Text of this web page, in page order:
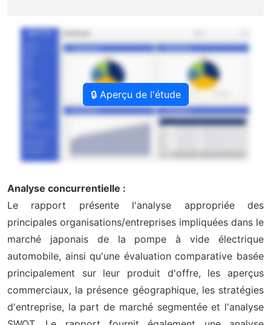
🔒 Aperçu de l'étude
Analyse concurrentielle :
Le rapport présente l'analyse appropriée des
principales organisations/entreprises impliquées dans le
marché japonais de la pompe à vide électrique
automobile, ainsi qu'une évaluation comparative basée
principalement sur leur produit d'offre, les aperçus
commerciaux, la présence géographique, les stratégies
d'entreprise, la part de marché segmentée et l'analyse